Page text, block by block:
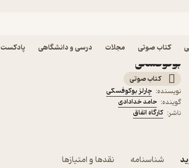
کتاب صوتی مجلات درسی و دانشگاهی پادکست
کتاب صوتی برای من غمگین نشوید اثر چارلز
بوکوفسکی
کتاب صوتی
نویسنده: چارلز بوکوفسکی
گوینده: حامد خدادادی
ناشر: کارگاه اتفاق
شناسنامه نقدها و امتیازها